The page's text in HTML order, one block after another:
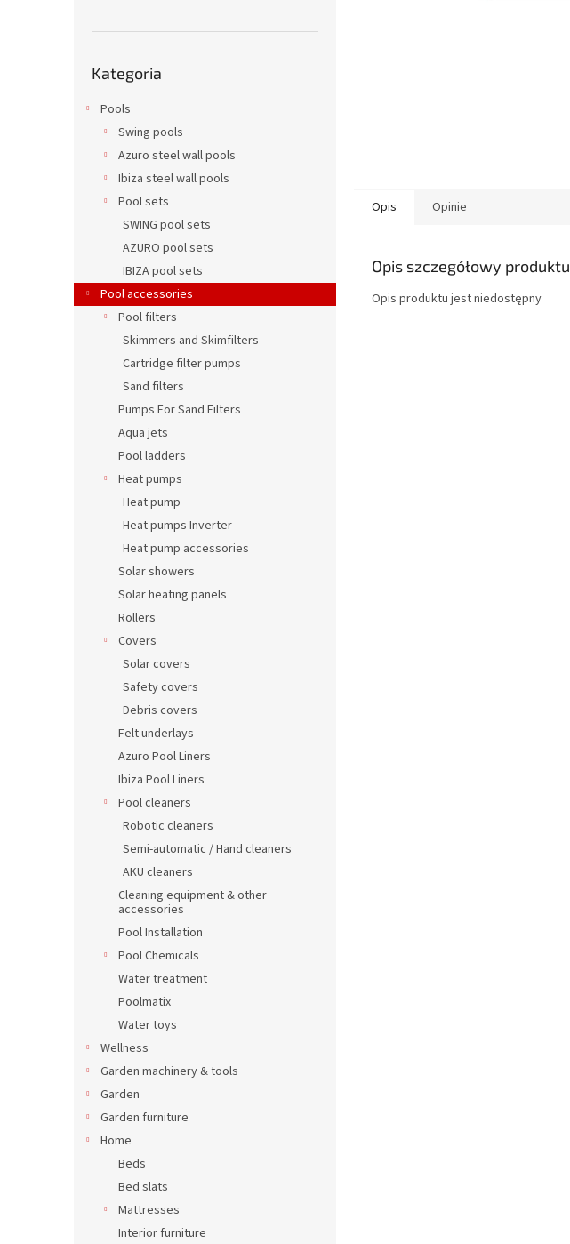
kategorie
Kategoria
Pools
Swing pools
Azuro steel wall pools
Ibiza steel wall pools
Pool sets
SWING pool sets
AZURO pool sets
IBIZA pool sets
Pool accessories
Pool filters
Skimmers and Skimfilters
Cartridge filter pumps
Sand filters
Pumps For Sand Filters
Aqua jets
Pool ladders
Heat pumps
Heat pump
Heat pumps Inverter
Heat pump accessories
Solar showers
Solar heating panels
Rollers
Covers
Solar covers
Safety covers
Debris covers
Felt underlays
Azuro Pool Liners
Ibiza Pool Liners
Pool cleaners
Robotic cleaners
Semi-automatic / Hand cleaners
AKU cleaners
Cleaning equipment & other
accessories
Pool Installation
Pool Chemicals
Water treatment
Poolmatix
Water toys
Wellness
Garden machinery & tools
Garden
Garden furniture
Home
Beds
Bed slats
Mattresses
Interior furniture
Opis Opinie
Opis szczegółowy produktu
Opis produktu jest niedostępny